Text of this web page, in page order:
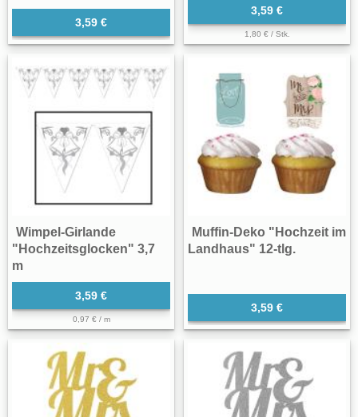
3,59 €
3,59 €
1,80 € / Stk.
Wimpel-Girlande
"Hochzeitsglocken" 3,7
m
3,59 €
0,97 € / m
Muffin-Deko "Hochzeit im
Landhaus" 12-tlg.
3,59 €